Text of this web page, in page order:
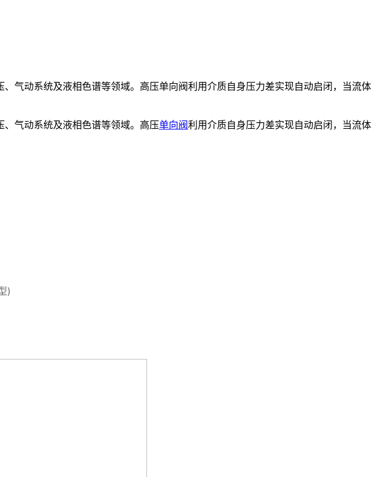
气动系统及液相色谱等领域。高压单向阀利用介质自身压力差实现自动启闭，当流体
气动系统及液相色谱等领域。高压单向阀利用介质自身压力差实现自动启闭，当流体
)